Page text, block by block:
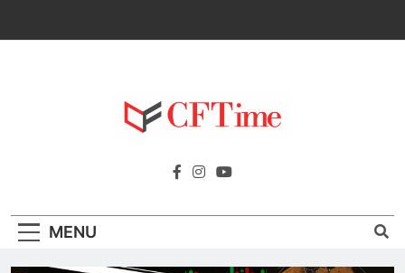
Cftime.io
AI（ChatGPT）、區塊鏈、NFT、加密貨
MENU